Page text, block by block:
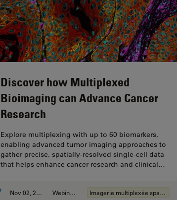
Discover how Multiplexed
Bioimaging can Advance Cancer
Research
Explore multiplexing with up to 60 biomarkers,
enabling advanced tumor imaging approaches to
gather precise, spatially-resolved single-cell data
that helps enhance cancer research and clinical…
Nov 02, 2023 Webinaire Imagerie multiplexée spatiale